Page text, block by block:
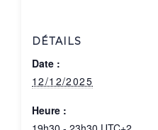
DÉTAILS
Date :
12/12/2025
Heure :